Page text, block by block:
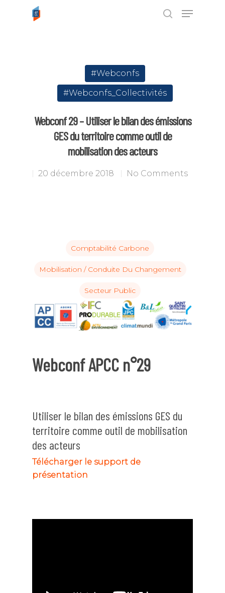
ESC pour annuler
#Webconfs
#Webconfs_Collectivités
Webconf 29 – Utiliser le bilan des émissions
GES du territoire comme outil de
mobilisation des acteurs
20 décembre 2018 No Comments
Comptabilité Carbone
Mobilisation / Conduite Du Changement
Secteur Public
Webconf APCC n°29
Utiliser le bilan des émissions GES du
territoire comme outil de mobilisation
des acteurs
Télécharger le support de
présentation